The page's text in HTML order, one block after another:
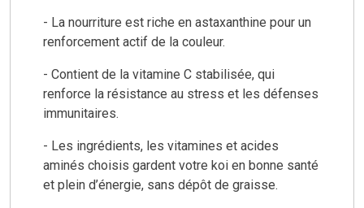
- La nourriture est riche en astaxanthine pour un
renforcement actif de la couleur.
- Contient de la vitamine C stabilisée, qui
renforce la résistance au stress et les défenses
immunitaires.
- Les ingrédients, les vitamines et acides
aminés choisis gardent votre koi en bonne santé
et plein d’énergie, sans dépôt de graisse.